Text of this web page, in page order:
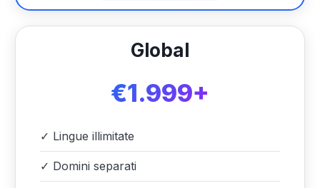
Global
€1.999+
✓ Lingue illimitate
✓ Domini separati